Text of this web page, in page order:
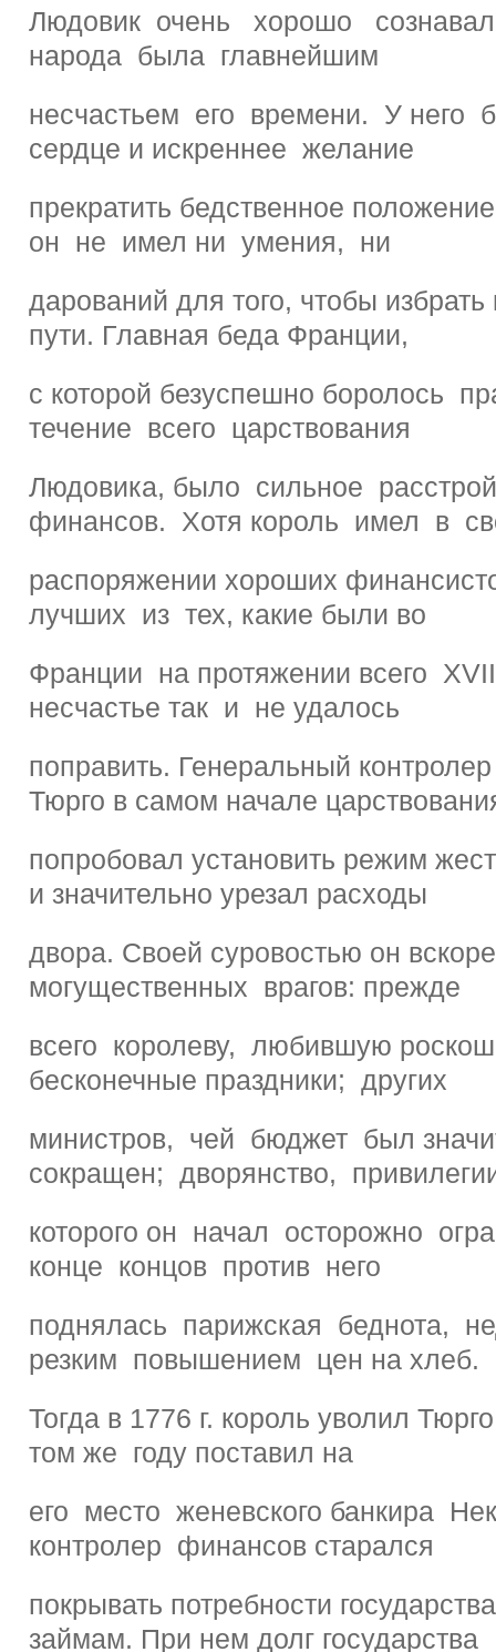
Людовик очень хорошо
народа была главнейшим
несчастьем его времени. У него
сердце и искреннее желание
прекратить бедственное
он не имел ни умения, ни
дарований для того, чтобы
пути. Главная беда Франции,
с которой безуспешно боролось
течение всего царствования
Людовика, было сильное
финансов. Хотя король имел в
распоряжении хороших
лучших из тех, какие были во
Франции на протяжении всего
несчастье так и не удалось
поправить. Генеральный
Тюрго в самом начале
попробовал установить режим
и значительно урезал расходы
двора. Своей суровостью он
могущественных врагов: прежде
всего королеву, любившую
бесконечные праздники; других
министров, чей бюджет был
сокращен; дворянство,
которого он начал осторожно
конце концов против него
поднялась парижская беднота,
резким повышением цен на хлеб.
Тогда в 1776 г. король уволил
том же году поставил на
его место женевского банкира
контролер финансов старался
покрывать потребности
займам. При нем долг государства